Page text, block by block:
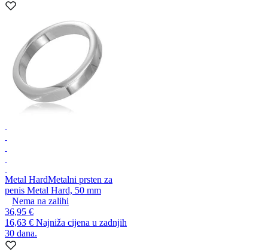
Metal HardMetalni prsten za
penis Metal Hard, 50 mm
Nema na zalihi
36,95 €
16,63 € Najniža cijena u zadnjih
30 dana.